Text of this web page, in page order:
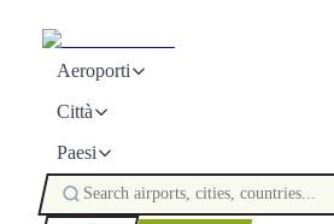
Aeroporti
Città
Paesi